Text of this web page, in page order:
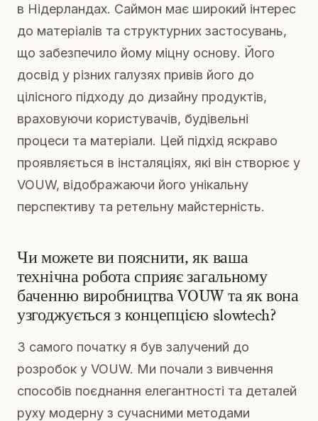
в Нідерландах. Саймон має широкий інтерес
до матеріалів та структурних застосувань,
що забезпечило йому міцну основу. Його
досвід у різних галузях привів його до
цілісного підходу до дизайну продуктів,
враховуючи користувачів, будівельні
процеси та матеріали. Цей підхід яскраво
проявляється в інсталяціях, які він створює у
VOUW, відображаючи його унікальну
перспективу та ретельну майстерність.
Чи можете ви пояснити, як ваша
технічна робота сприяє загальному
баченню виробництва VOUW та як вона
узгоджується з концепцією slowtech?
З самого початку я був залучений до
розробок у VOUW. Ми почали з вивчення
способів поєднання елегантності та деталей
руху модерну з сучасними методами